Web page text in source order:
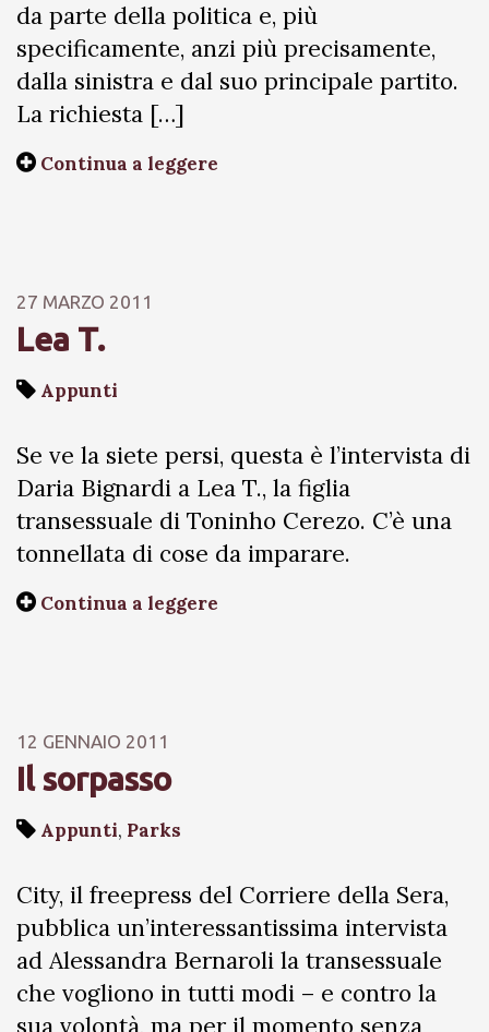
da parte della politica e, più
specificamente, anzi più precisamente,
dalla sinistra e dal suo principale partito.
La richiesta […]
Continua a leggere
27 MARZO 2011
Lea T.
Appunti
Se ve la siete persi, questa è l’intervista di
Daria Bignardi a Lea T., la figlia
transessuale di Toninho Cerezo. C’è una
tonnellata di cose da imparare.
Continua a leggere
12 GENNAIO 2011
Il sorpasso
Appunti, Parks
City, il freepress del Corriere della Sera,
pubblica un’interessantissima intervista
ad Alessandra Bernaroli la transessuale
che vogliono in tutti modi – e contro la
sua volontà, ma per il momento senza